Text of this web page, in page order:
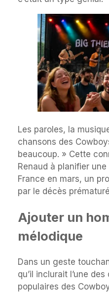
Les paroles, la
chansons des
beaucoup. » Cette
Renaud à planifier
France en mars, un
par le décès
Ajouter un
mélodique
Dans un geste
qu’il inclurait l’une
populaires des